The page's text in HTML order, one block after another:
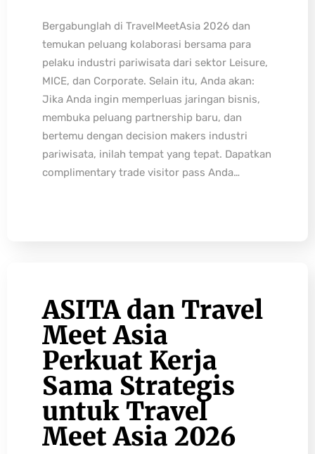
Bergabunglah di TravelMeetAsia 2026 dan
temukan peluang kolaborasi bersama para
pelaku industri pariwisata dari sektor Leisure,
MICE, dan Corporate. Selain itu, Anda akan:
Jika Anda ingin memperluas jaringan bisnis,
membuka peluang partnership baru, dan
bertemu dengan decision makers industri
pariwisata, inilah tempat yang tepat. Dapatkan
complimentary trade visitor pass Anda…
ASITA dan Travel
Meet Asia
Perkuat Kerja
Sama Strategis
untuk Travel
Meet Asia 2026